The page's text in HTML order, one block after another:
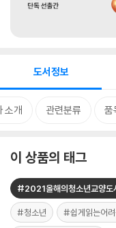
도서정보
소개 관련분류 품
이 상품의 태그
#2021올해의청소년교양도
#청소년 #쉽게읽는어